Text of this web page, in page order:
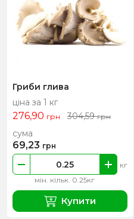
Гриби глива
ціна за 1 кг
276,90 грн 304,59грн
мін. кільк. 0.25кг
кг
сума
69,23 грн
Купити